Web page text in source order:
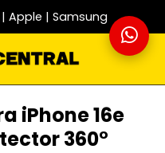
Apple | Samsung
iPhone 16e
360°